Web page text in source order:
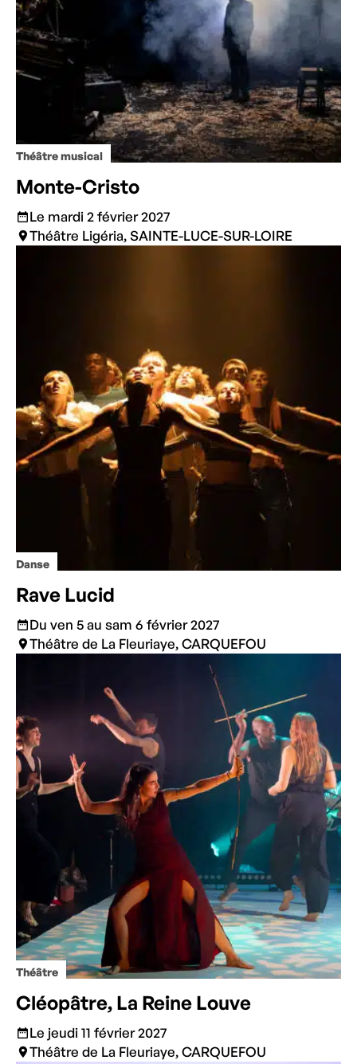
Théâtre musical
Monte-Cristo
Le mardi 2 février 2027
Théâtre Ligéria, SAINTE-LUCE-SUR-LOIRE
Danse
Rave Lucid
Du ven 5 au sam 6 février 2027
Théâtre de La Fleuriaye, CARQUEFOU
Théâtre
Cléopâtre, La Reine Louve
Le jeudi 11 février 2027
Théâtre de La Fleuriaye, CARQUEFOU